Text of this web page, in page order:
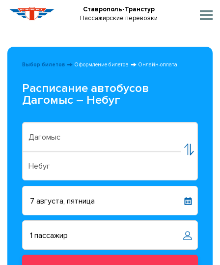
Ставрополь-Транстур
Пассажирские перевозки
Выбор билетов Оформление билетов Онлайн-оплата
Расписание автобусов
Дагомыс – Небуг